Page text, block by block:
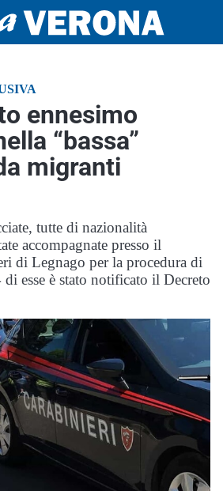
ennesimo
“bassa”
migranti
tutte di nazionalità
accompagnate presso il
di Legnago per la procedura di
esse è stato notificato il Decreto